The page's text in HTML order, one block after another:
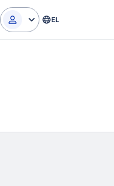
EL